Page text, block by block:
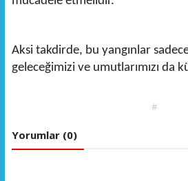
Aksi takdirde, bu yangınlar
geleceğimizi ve umutlarımızı da
#
Yorumlar (0)